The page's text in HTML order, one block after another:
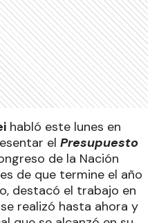
habló este lunes en
el Presupuesto
de la Nación
de que termine el año
destacó el trabajo en
realizó hasta ahora y